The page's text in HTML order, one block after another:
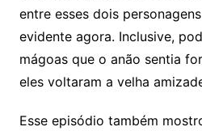
entre esses dois
evidente agora. Inclusive,
mágoas que o anão sentia
eles voltaram a velha
Esse episódio também